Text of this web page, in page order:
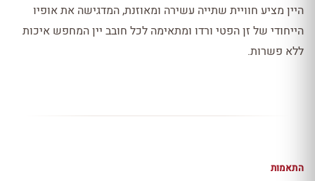
היין מציע חוויית שתייה עשירה ומאוזנת, המדגישה את אופיו
הייחודי של זן הפטי ורדו ומתאימה לכל חובב יין המחפש איכות
ללא פשרות.
התאמות